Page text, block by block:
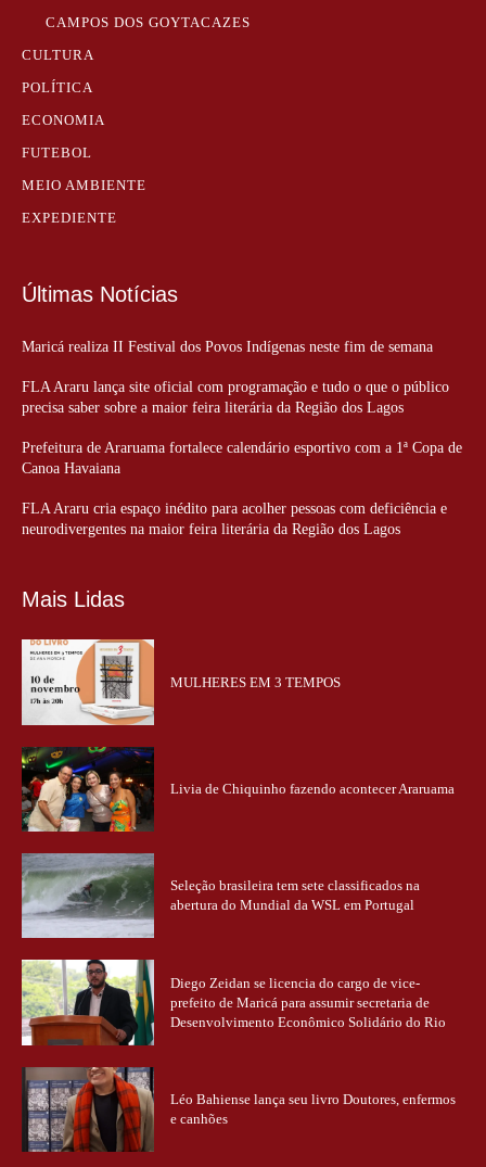
CAMPOS DOS GOYTACAZES
CULTURA
POLÍTICA
ECONOMIA
FUTEBOL
MEIO AMBIENTE
EXPEDIENTE
Últimas Notícias
Maricá realiza II Festival dos Povos Indígenas neste fim de semana
FLA Araru lança site oficial com programação e tudo o que o público
precisa saber sobre a maior feira literária da Região dos Lagos
Prefeitura de Araruama fortalece calendário esportivo com a 1ª Copa de
Canoa Havaiana
FLA Araru cria espaço inédito para acolher pessoas com deficiência e
neurodivergentes na maior feira literária da Região dos Lagos
Mais Lidas
MULHERES EM 3 TEMPOS
Livia de Chiquinho fazendo acontecer Araruama
Seleção brasileira tem sete classificados na
abertura do Mundial da WSL em Portugal
Diego Zeidan se licencia do cargo de vice-
prefeito de Maricá para assumir secretaria de
Desenvolvimento Econômico Solidário do Rio
Léo Bahiense lança seu livro Doutores, enfermos
e canhões